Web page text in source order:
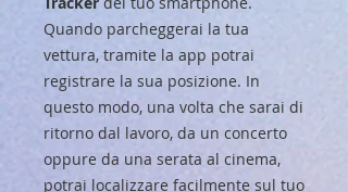
Quando parcheggerai la tua
vettura, tramite la app potrai
registrare la sua posizione. In
questo modo, una volta che sarai di
ritorno dal lavoro, da un concerto
oppure da una serata al cinema,
potrai localizzare facilmente sul tuo